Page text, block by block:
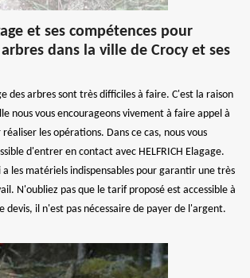
et ses compétences pour
dans la ville de Crocy et ses
des arbres sont très difficiles à faire. C'est la raison
nous vous encourageons vivement à faire appel à
les opérations. Dans ce cas, nous vous
d'entrer en contact avec HELFRICH Elagage.
a les matériels indispensables pour garantir une très
N'oubliez pas que le tarif proposé est accessible à
devis, il n'est pas nécessaire de payer de l'argent.